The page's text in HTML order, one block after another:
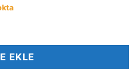
Akrilik Boncuk adet
EKLE